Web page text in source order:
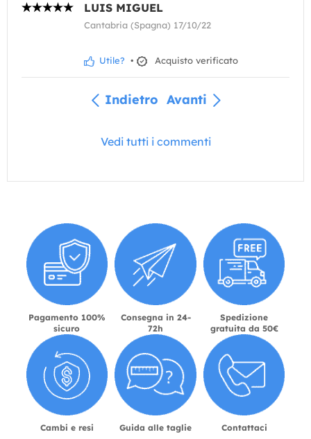
LUIS MIGUEL
Cantabria (Spagna) 17/10/22
Utile? • Acquisto verificato
Indietro Avanti
Vedi tutti i commenti
Pagamento 100%
sicuro
Consegna in 24-
72h
Spedizione
gratuita da 50€
Cambi e resi Guida alle taglie Contattaci